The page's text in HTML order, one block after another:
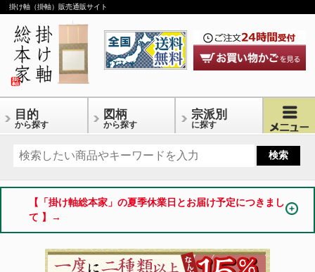
掛け軸（掛軸）販売通販サイト
目的
から探す
図柄
から探す
宗派別
に探す
【「掛け軸総本家」の夏季休業日とお届け予定につきまし
て 】→